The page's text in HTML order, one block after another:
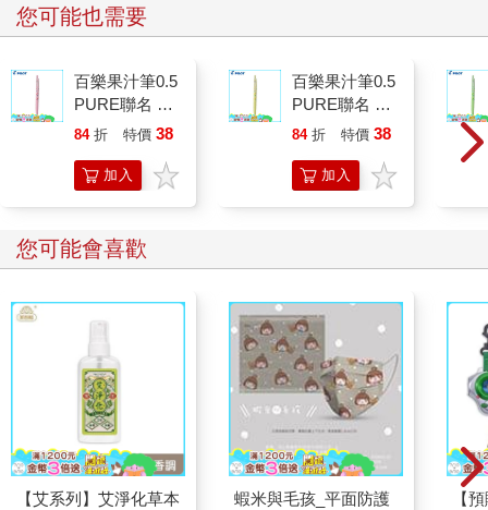
您可能也需要
百樂果汁筆0.5
PURE聯名 頂
級白桃(限量)
84 折 特價 38
加入
購物
百樂果汁筆0.5
PURE聯名 檸
檬(限量)
84 折 特價 38
加入
購物
您可能會喜歡
【艾系列】艾淨化草本
蝦米與毛孩_平面防護
【